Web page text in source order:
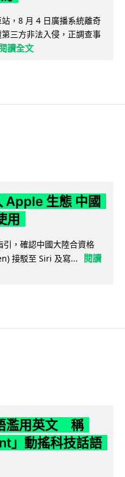
，8 月 4 日廣播系統離奇
三方非法入侵，正調查事
閱讀全文
Apple 生態 中國
用
，確認中國大陸合資格
接駁至 Siri 及寫...
閱讀
濫用英文 稱
」動搖科技話語